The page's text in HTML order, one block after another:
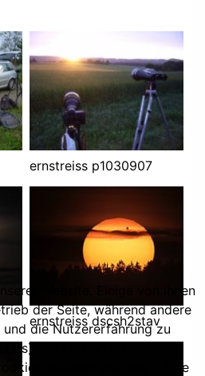
ernstreiss p1030907
ernstreiss dscsh2stav
Website. Einige von ihnen
der Seite, während andere
und die Nutzererfahrung zu
Sie können selbst
zulassen möchten. Bitte